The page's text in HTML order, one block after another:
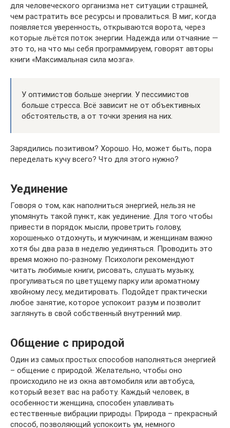
для человеческого организма нет ситуации страшней,
чем растратить все ресурсы и провалиться. В миг, когда
появляется уверенность, открываются ворота, через
которые льётся поток энергии. Надежда или отчаяние —
это то, на что мы себя программируем, говорят авторы
книги «Максимальная сила мозга».
У оптимистов больше энергии. У пессимистов
больше стресса. Всё зависит не от объективных
обстоятельств, а от точки зрения на них.
Зарядились позитивом? Хорошо. Но, может быть, пора
переделать кучу всего? Что для этого нужно?
Уединение
Говоря о том, как наполниться энергией, нельзя не
упомянуть такой пункт, как уединение. Для того чтобы
привести в порядок мысли, проветрить голову,
хорошенько отдохнуть, и мужчинам, и женщинам важно
хотя бы два раза в неделю уединяться. Проводить это
время можно по-разному. Психологи рекомендуют
читать любимые книги, рисовать, слушать музыку,
прогуливаться по цветущему парку или ароматному
хвойному лесу, медитировать. Подойдет практически
любое занятие, которое успокоит разум и позволит
заглянуть в свой собственный внутренний мир.
Общение с природой
Один из самых простых способов наполняться энергией
– общение с природой. Желательно, чтобы оно
происходило не из окна автомобиля или автобуса,
который везет вас на работу. Каждый человек, в
особенности женщина, способен улавливать
естественные вибрации природы. Природа – прекрасный
способ, позволяющий успокоить ум, немного